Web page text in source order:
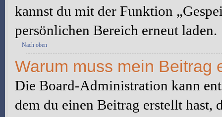
kannst du mit der Funktion
persönlichen Bereich erneut laden.
Nach oben
Warum muss mein Beitrag
Die Board-Administration kann
dem du einen Beitrag erstellt hast,